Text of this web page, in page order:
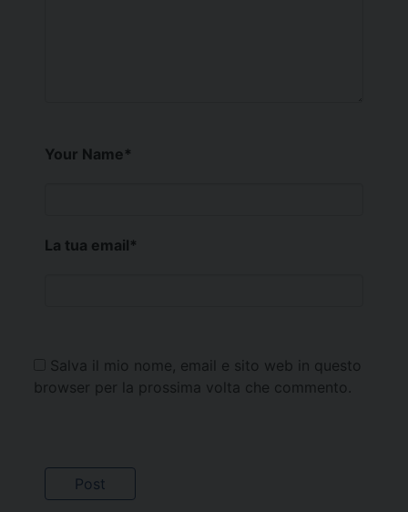
Your Name*
La tua email*
Salva il mio nome, email e sito web in questo
browser per la prossima volta che commento.